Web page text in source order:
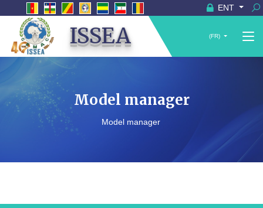
ENT
ISSEA (FR)
Model manager
Model manager